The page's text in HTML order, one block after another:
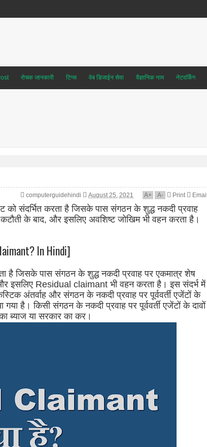
रोचक जानकारी टिप्स वेब डिजाईन सेवा वैज्ञानिक नाम नेटवर्किंग
computerguidehindi August 25, 2021 A+ A- Print Email
संदर्भित करता है जिसके पास संगठन के शुद्ध नकदी प्रवाह
कटौती के बाद, और इसलिए अवशिष्ट जोखिम भी वहन करता है।
In Hindi]
है जिसके पास संगठन के शुद्ध नकदी प्रवाह पर एकमात्र शेष
और इसलिए Residual claimant भी वहन करता है। इस संदर्भ में
अंतर्वाह और संगठन के नकदी प्रवाह पर पूर्ववर्ती एजेंटों के
है। किसी संगठन के नकदी प्रवाह पर पूर्ववर्ती एजेंटों के दावों
ब्याज या सरकार का कर।